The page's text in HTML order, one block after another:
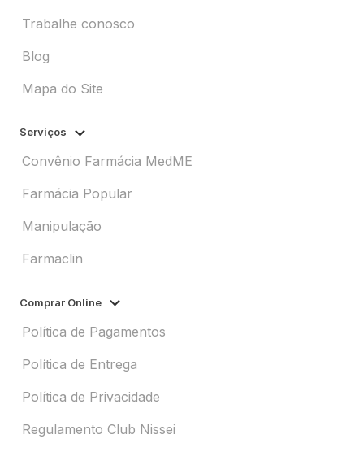
Trabalhe conosco
Blog
Mapa do Site
Serviços
Convênio Farmácia MedME
Farmácia Popular
Manipulação
Farmaclin
Comprar Online
Política de Pagamentos
Política de Entrega
Política de Privacidade
Regulamento Club Nissei